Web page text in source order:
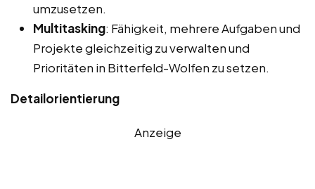
umzusetzen.
Multitasking: Fähigkeit, mehrere Aufgaben und
Projekte gleichzeitig zu verwalten und
Prioritäten in Bitterfeld-Wolfen zu setzen.
Detailorientierung
Anzeige